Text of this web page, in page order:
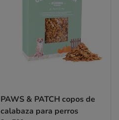
PAWS & PATCH copos de
calabaza para perros